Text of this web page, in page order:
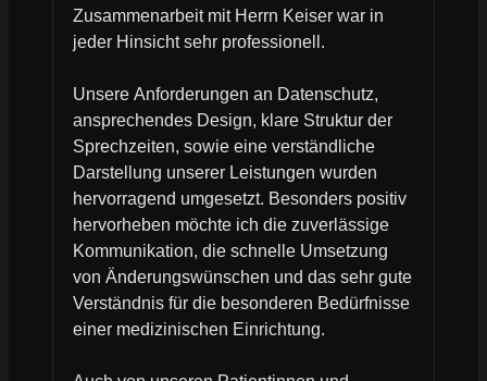
Zusammenarbeit mit Herrn Keiser war in
jeder Hinsicht sehr professionell.
Unsere Anforderungen an Datenschutz,
ansprechendes Design, klare Struktur der
Sprechzeiten, sowie eine verständliche
Darstellung unserer Leistungen wurden
hervorragend umgesetzt. Besonders positiv
hervorheben möchte ich die zuverlässige
Kommunikation, die schnelle Umsetzung
von Änderungswünschen und das sehr gute
Verständnis für die besonderen Bedürfnisse
einer medizinischen Einrichtung.